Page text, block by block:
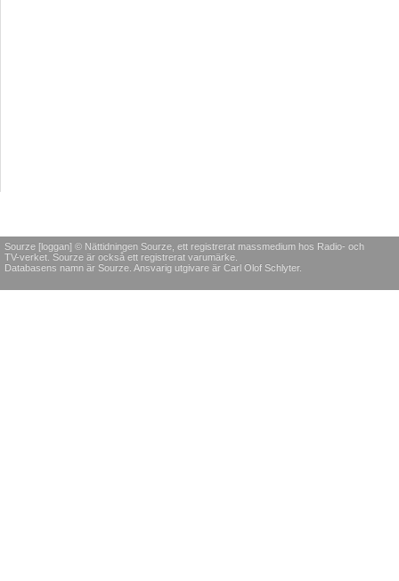
Sourze [loggan] © Nättidningen Sourze, ett registrerat massmedium hos Radio- och
TV-verket. Sourze är också ett registrerat varumärke.
Databasens namn är Sourze. Ansvarig utgivare är Carl Olof Schlyter.